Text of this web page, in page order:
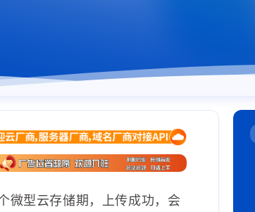
微型云存储期，上传成功，会